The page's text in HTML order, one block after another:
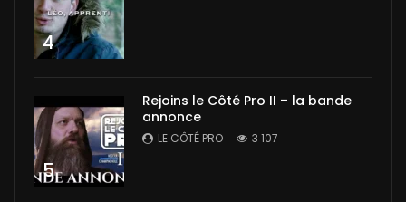
4
5
Rejoins le Côté Pro II – la bande
annonce
LE CÔTÉ PRO 3 107